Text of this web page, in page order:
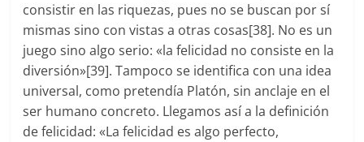
consistir en las riquezas, pues no se buscan por sí
mismas sino con vistas a otras cosas[38]. No es un
juego sino algo serio: «la felicidad no consiste en la
diversión»[39]. Tampoco se identifica con una idea
universal, como pretendía Platón, sin anclaje en el
ser humano concreto. Llegamos así a la definición
de felicidad: «La felicidad es algo perfecto,